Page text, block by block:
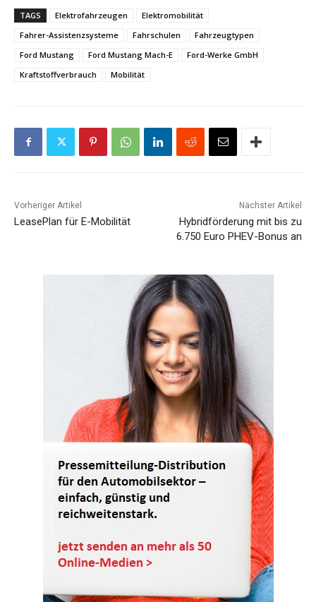
TAGS Elektrofahrzeugen
Elektromobilität
Fahrer-Assistenzsysteme
Fahrschulen
Fahrzeugtypen
Ford Mustang
Ford Mustang Mach-E
Ford-Werke GmbH
Kraftstoffverbrauch
Mobilität
Vorheriger Artikel
LeasePlan für E-Mobilität
Nächster Artikel
Hybridförderung mit bis zu
6.750 Euro PHEV-Bonus an